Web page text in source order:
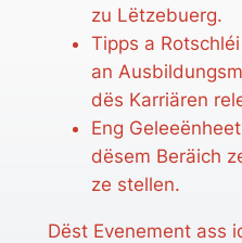
zu Lëtzebuerg.
Tipps a
an
dës Karriären
Eng
dësem Beräich
ze stellen.
Dëst Evenement ass